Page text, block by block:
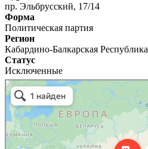
пр. Эльбрусский, 17/14
Форма
Политическая партия
Регион
Кабардино-Балкарская Республика
Статус
Исключенные